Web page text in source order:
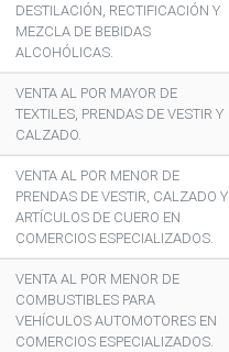
DESTILACIÓN, RECTIFICACIÓN Y
MEZCLA DE BEBIDAS
ALCOHÓLICAS.
VENTA AL POR MAYOR DE
TEXTILES, PRENDAS DE VESTIR Y
CALZADO.
VENTA AL POR MENOR DE
PRENDAS DE VESTIR, CALZADO Y
ARTÍCULOS DE CUERO EN
COMERCIOS ESPECIALIZADOS.
VENTA AL POR MENOR DE
COMBUSTIBLES PARA
VEHÍCULOS AUTOMOTORES EN
COMERCIOS ESPECIALIZADOS.